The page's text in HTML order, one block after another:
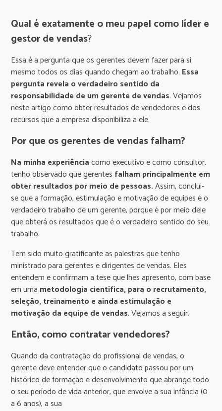
Qual é exatamente o meu papel como líder e
gestor de vendas?
Essa é a pergunta que os gerentes devem fazer para si
mesmo todos os dias quando chegam ao trabalho. Essa
pergunta revela o verdadeiro sentido da
responsabilidade de um gerente de vendas. Vejamos
neste artigo como obter resultados de vendedores e dos
recursos que a empresa disponibiliza a ele.
Por que os gerentes de vendas falham?
Na minha experiênciacomo executivo e como consultor,
tenho observado que gerentes falham principalmente em
obter resultados por meio de pessoas.Assim, concluí-
se que a formação, estimulação e motivação de equipes é o
verdadeiro trabalho de um gerente, porque é por meio dele
que obterá os resultados que é o verdadeiro sentido do seu
trabalho.
Tem sido muito gratificante as palestras que tenho
ministrado para gerentes e dirigentes de vendas. Eles
entendem e confirmam a tese que lhes apresento, com base
em uma metodologia científica, para o recrutamento,
seleção, treinamento e ainda estimulação e
motivação da equipe de vendas. Vejamos a seguir.
Então, como contratar vendedores?
Quando da contratação do profissional de vendas, o
gerente deve entender que o candidato passou por um
histórico de formação e desenvolvimento que abrange todo
o seu período de vida anterior, que envolve a sua infância (0
a 6 anos), a sua